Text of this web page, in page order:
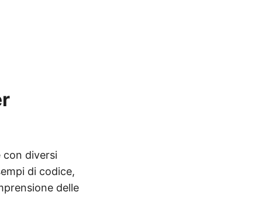
con diversi
di codice,
delle